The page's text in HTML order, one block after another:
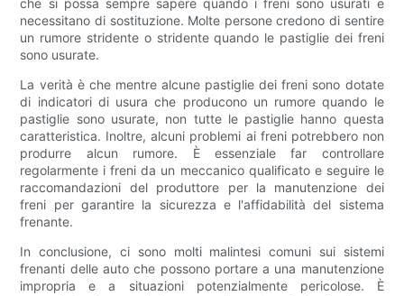
che si possa sempre sapere quando i freni sono usurati e
necessitano di sostituzione. Molte persone credono di sentire
un rumore stridente o stridente quando le pastiglie dei freni
sono usurate.
La verità è che mentre alcune pastiglie dei freni sono dotate
di indicatori di usura che producono un rumore quando le
pastiglie sono usurate, non tutte le pastiglie hanno questa
caratteristica. Inoltre, alcuni problemi ai freni potrebbero non
produrre alcun rumore. È essenziale far controllare
regolarmente i freni da un meccanico qualificato e seguire le
raccomandazioni del produttore per la manutenzione dei
freni per garantire la sicurezza e l'affidabilità del sistema
frenante.
In conclusione, ci sono molti malintesi comuni sui sistemi
frenanti delle auto che possono portare a una manutenzione
impropria e a situazioni potenzialmente pericolose. È